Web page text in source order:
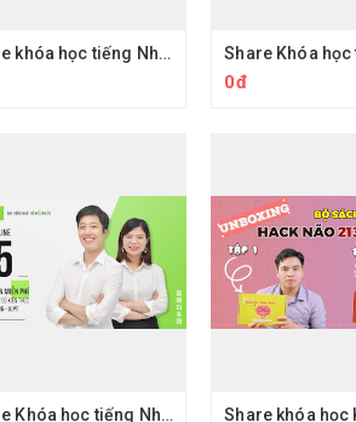
Share khóa học tiếng Nhật N3 Dungmori - Hướng dẫn học JLPT tiếng nhật online
0đ
Share Khóa học tiếng Nhật N5 Dungmori - Hướng dẫn học JLPT tiếng nhật online